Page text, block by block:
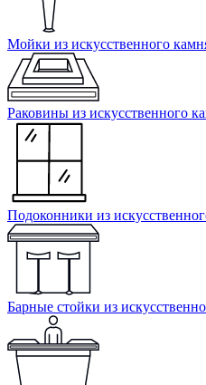
Мойки из искусственного
Раковины из искусственного
Подоконники из
Барные стойки из